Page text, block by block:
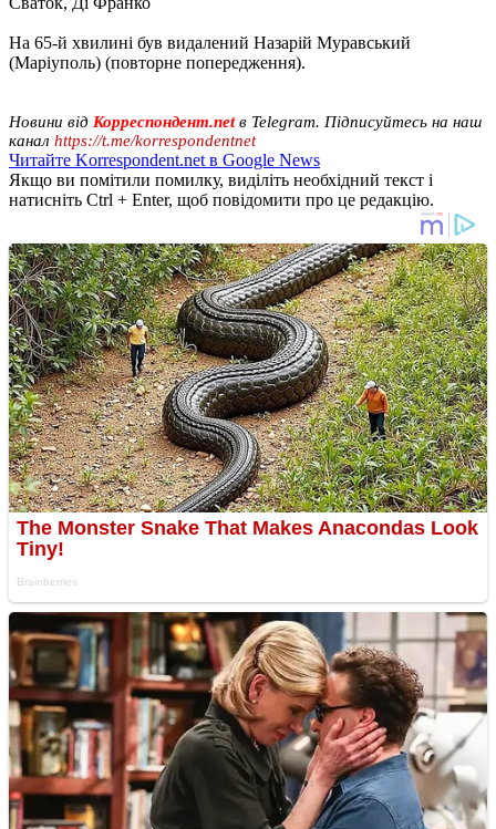
На 65-й хвилині був видалений Назарій Муравський
(Маріуполь) (повторне попередження).
Новини від Корреспондент.netв Telegram. Підписуйтесь на наш
канал https://t.me/korrespondentnet
Читайте Korrespondent.net в Google News
Якщо ви помітили помилку, виділіть необхідний текст і
натисніть Ctrl + Enter, щоб повідомити про це редакцію.